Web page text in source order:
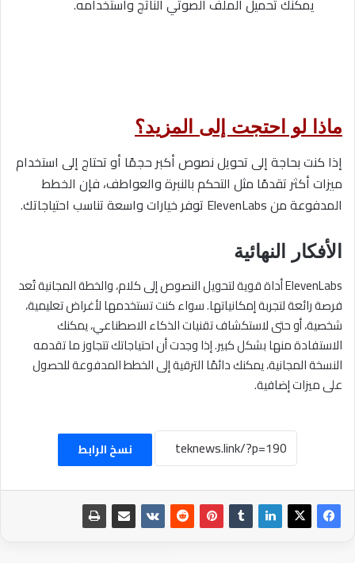
يمكنك تحميل الملف الصوتي الناتج واستخدامه.
ماذا لو احتجت إلى المزيد؟
إذا كنت بحاجة إلى تحويل نصوص أكبر حجمًا أو تحتاج إلى استخدام
ميزات أكثر تقدمًا مثل التحكم بالنبرة والعواطف، فإن الخطط
المدفوعة من ElevenLabs توفر خيارات واسعة تناسب احتياجاتك.
الأفكار النهائية
ElevenLabs أداة قوية لتحويل النصوص إلى كلام، والخطة المجانية تُعد
فرصة رائعة لتجربة إمكانياتها. سواء كنت تستخدمها لأغراض تعليمية،
شخصية، أو حتى لاستكشاف تقنيات الذكاء الاصطناعي، يمكنك
الاستفادة منها بشكل كبير. إذا وجدت أن احتياجاتك تتجاوز ما تقدمه
النسخة المجانية، يمكنك دائمًا الترقية إلى الخطط المدفوعة للحصول
على ميزات إضافية.
نسخ الرابط